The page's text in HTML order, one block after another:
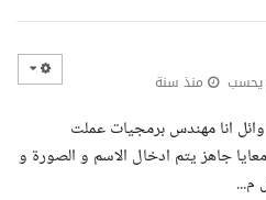
يحسب منذ سنة
انا مهندس برمجيات عملت
جاهز يتم ادخال الاسم و الصورة و
م...